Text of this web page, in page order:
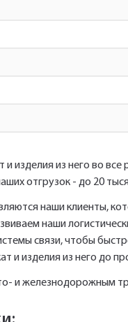
изделия из него во
отгрузок - до 20
наши клиенты,
наши
связи, чтобы
и изделия из него до
и железнодорожным